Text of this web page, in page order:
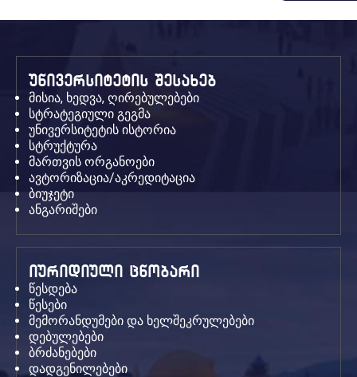
უნივერსიტეტის შესახებ
მისია, ხედვა, ღირებულებები
სტრატეგიული გეგმა
უნივერსიტეტის ისტორია
სტრუქტურა
მართვის ორგანოები
ავტორიზაცია/აკრედიტაცია
ბიუჯეტი
ანგარიშები
იურიდიული ცნობარი
წესდება
წესები
მემორანდუმები და ხელშეკრულებები
დებულებები
ბრძანებები
დადგენილებები